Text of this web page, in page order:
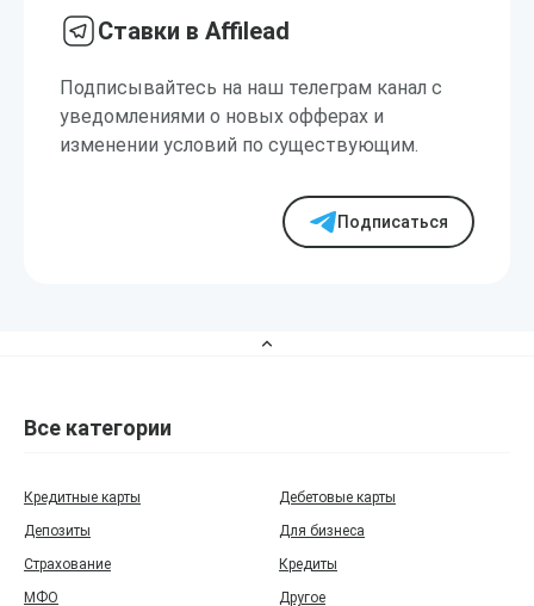
Ставки в Affilead
Подписывайтесь на наш телеграм канал с
уведомлениями о новых офферах и
изменении условий по существующим.
Подписаться
Все категории
Кредитные карты
Дебетовые карты
Депозиты
Для бизнеса
Страхование
Кредиты
МФО
Другое